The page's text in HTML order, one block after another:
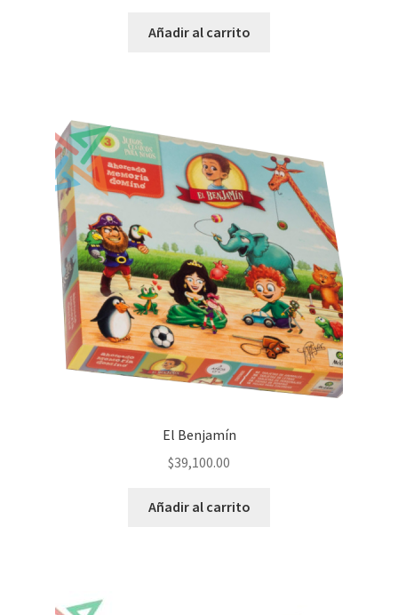
Añadir al carrito
El Benjamín
$39,100.00
Añadir al carrito